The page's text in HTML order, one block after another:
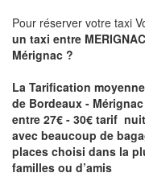
Pour réserver votre taxi
un taxi entre
Mérignac ?
La Tarification
de Bordeaux - Mérignac
entre 27€ - 30€ tarif
avec beaucoup de
places choisi dans la
familles ou d’amis